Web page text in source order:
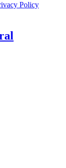
Policy